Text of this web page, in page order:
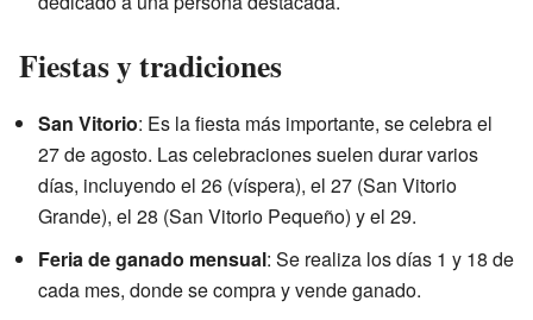
Fiestas y tradiciones
San Vitorio: Es la fiesta más importante, se celebra el
27 de agosto. Las celebraciones suelen durar varios
días, incluyendo el 26 (víspera), el 27 (San Vitorio
Grande), el 28 (San Vitorio Pequeño) y el 29.
Feria de ganado mensual: Se realiza los días 1 y 18 de
cada mes, donde se compra y vende ganado.